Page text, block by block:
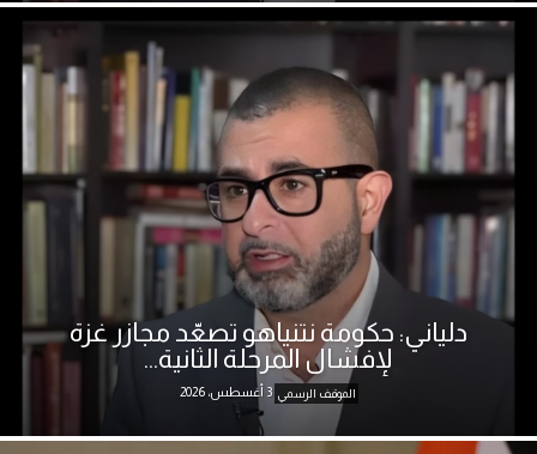
دلياني: حكومة نتنياهو تصعّد مجازر غزة
لإفشال المرحلة الثانية...
الموقف الرسمي 3 أغسطس، 2026